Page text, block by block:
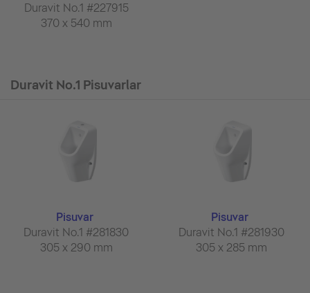
Duravit No.1 #227915
370 x 540 mm
Duravit No.1 Pisuvarlar
Pisuvar
Duravit No.1 #281830
305 x 290 mm
Pisuvar
Duravit No.1 #281930
305 x 285 mm